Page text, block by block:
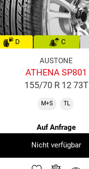
D C
AUSTONE
ATHENA SP801
155/70 R 12 73T
M+S TL
Auf Anfrage
Nicht verfügbar